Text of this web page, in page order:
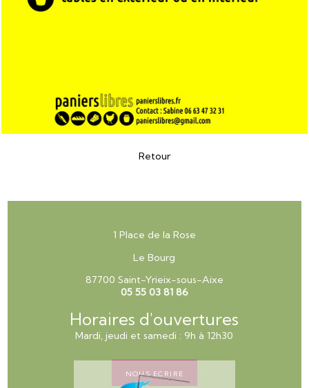
Retour
1 Place de la Rose
Le Bourg
87700 Saint-Yrieix-sous-Aixe
05 55 03 81 86
Horaires d'ouvertures
Mardi, jeudi et samedi : 9h à 12h30
NOUS ECRIRE